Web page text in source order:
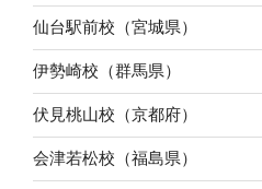
仙台駅前校（宮城県）
伊勢崎校（群馬県）
伏見桃山校（京都府）
会津若松校（福島県）